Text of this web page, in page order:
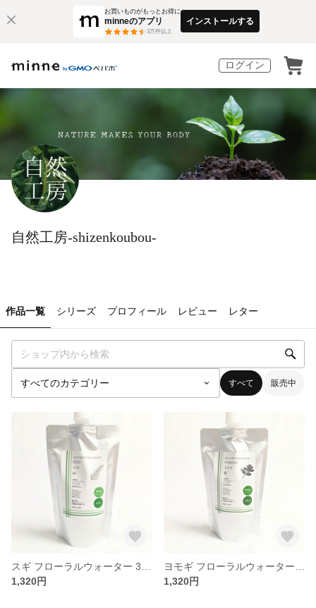
お買いものがもっとお得に
minneのアプリ
3万件以上
インストールする
ログイン
自然工房-shizenkoubou-
作品一覧 シリーズ プロフィール レビュー レター
すべて 販売中
1,320円
1,320円